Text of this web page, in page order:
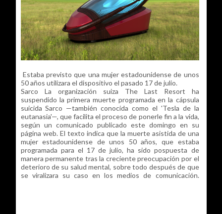
Estaba previsto que una mujer estadounidense de unos
50 años utilizara el dispositivo el pasado 17 de julio.
Sarco La organización suiza The Last Resort ha
suspendido la primera muerte programada en la cápsula
suicida Sarco —también conocida como el 'Tesla de la
eutanasia'—, que facilita el proceso de ponerle fin a la vida,
según un comunicado publicado este domingo en su
página web. El texto indica que la muerte asistida de una
mujer estadounidense de unos 50 años, que estaba
programada para el 17 de julio, ha sido pospuesta de
manera permanente tras la creciente preocupación por el
deterioro de su salud mental, sobre todo después de que
se viralizara su caso en los medios de comunicación.